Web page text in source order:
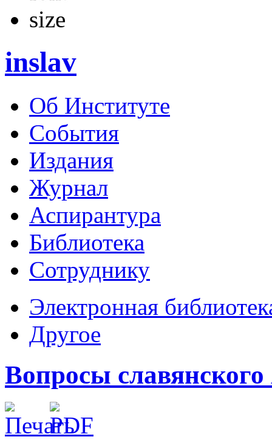
inslav
Об Институте
События
Издания
Журнал
Аспирантура
Библиотека
Сотруднику
Электронная
Другое
Вопросы